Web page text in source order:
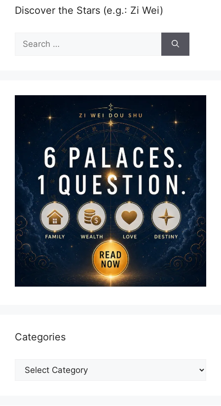
Discover the Stars (e.g.: Zi Wei)
Search
for:
Categories
Categories